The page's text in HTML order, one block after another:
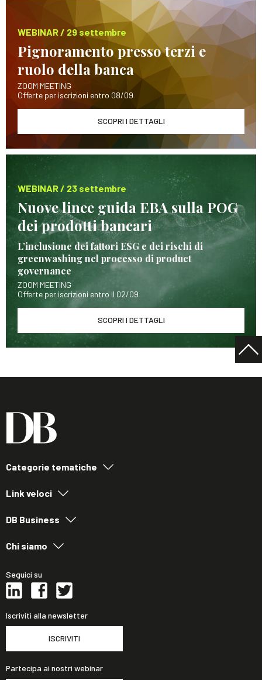
WEBINAR / 29 settembre
Pignoramento presso terzi e
ruolo della banca
ZOOM MEETING
Offerte per iscrizioni entro 08/09
SCOPRI I DETTAGLI
WEBINAR / 23 settembre
Nuove linee guida EBA sulla POG
dei prodotti bancari
L’inclusione dei fattori ESG e dei rischi di
greenwashing nel processo di product
governance
ZOOM MEETING
Offerte per iscrizioni entro il 02/09
SCOPRI I DETTAGLI
Categorie tematiche
Link veloci
DB Business
Chi siamo
Seguici su
Iscriviti alla newsletter
ISCRIVITI
Partecipa ai nostri webinar